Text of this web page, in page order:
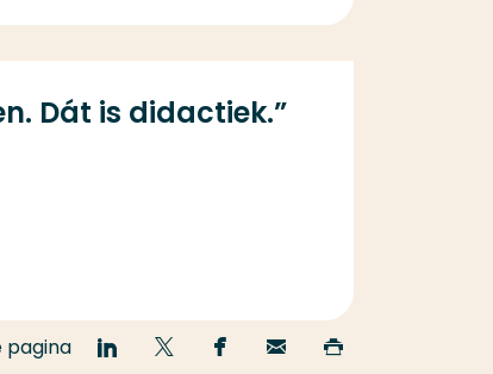
Dát is didactiek.”
pagina
Deel
Deel
Deel
Email